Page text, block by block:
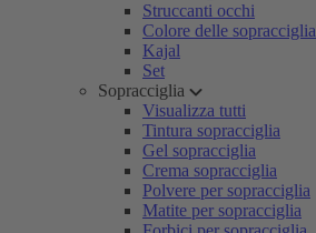
Struccanti occhi
Colore delle sopracciglia
Kajal
Set
Sopracciglia
Visualizza tutti
Tintura sopracciglia
Gel sopracciglia
Crema sopracciglia
Polvere per sopracciglia
Matite per sopracciglia